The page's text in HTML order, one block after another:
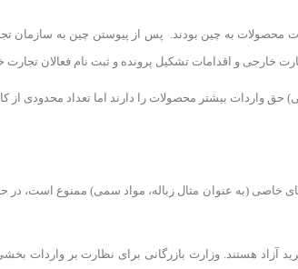
به چین بودند. پس از پیوستن چین به سازمان
خاصی (به عنوان مثال زباله، مواد سمی) ممنوع است، در
آزاد هستند. وزارت بازرگانی برای نظارت بر واردات